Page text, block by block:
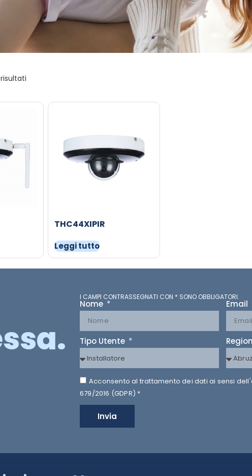
THC44XIPIR
Leggi tutto
I CAMPI CONTRASSEGNATI CON * SONO OBBLIGATORI.
Nome Email
Tipo Utente
Acconsento al trattamento dei dati ai sensi
679/2016 (GDPR) *
Invia